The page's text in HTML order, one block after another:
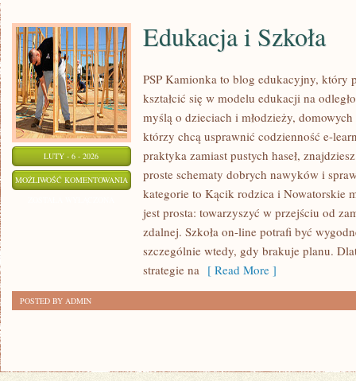
LUTY - 6 - 2026
MOŻLIWOŚĆ KOMENTOWANIA EDUKACJA
SZKOŁA
Edukacja i Szkoła
PSP Kamionka to blog edukacyjny, który
kształcić się w modelu edukacji na
myślą o dzieciach i młodzieży,
którzy chcą usprawnić codzienność e-
praktyka zamiast pustych haseł,
proste schematy dobrych nawyków i
kategorie to Kącik rodzica i Nowatorskie
jest prosta: towarzyszyć w przejściu od
zdalnej. Szkoła on-line potrafi być
szczególnie wtedy, gdy brakuje planu.
strategie na [ Read More ]
POSTED BY ADMIN